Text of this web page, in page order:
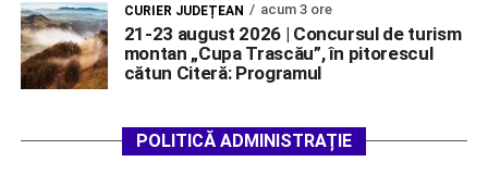
CURIER JUDEȚEAN acum 3 ore
21-23 august 2026 | Concursul de turism
montan „Cupa Trascău”, în pitorescul
cătun Citeră: Programul
POLITICĂ ADMINISTRAȚIE